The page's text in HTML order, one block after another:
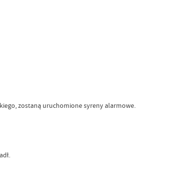
zostaną uruchomione syreny alarmowe.